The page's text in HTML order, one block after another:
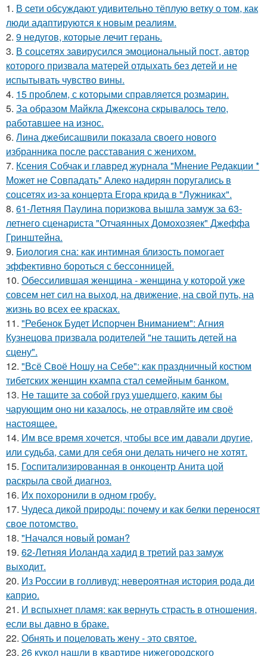
1. В cети обсуждают удивительно тёплую ветку о том, как
люди адаптируются к новым реалиям.
2. 9 недугов, которые лечит герань.
3. В соцсетях завирусился эмоциональный пост, автор
которого призвала матерей отдыхать без детей и не
испытывать чувство вины.
4. 15 проблем, с которыми справляется розмарин.
5. За образом Майкла Джексона скрывалось тело,
работавшее на износ.
6. Лина джебисашвили показала своего нового
избранника после расставания с женихом.
7. Ксения Собчак и главред журнала "Мнение Редакции *
Может не Совпадать" Алеко надирян поругались в
соцсетях из-за концерта Егора крида в "Лужниках".
8. 61-Летняя Паулина поризкова вышла замуж за 63-
летнего сценариста "Отчаянных Домохозяек" Джеффа
Гринштейна.
9. Биология сна: как интимная близость помогает
эффективно бороться с бессонницей.
10. Обессилившая женщина - женщина у которой уже
совсем нет сил на выход, на движение, на свой путь, на
жизнь во всех ее красках.
11. "Ребенок Будет Испорчен Вниманием": Агния
Кузнецова призвала родителей "не тащить детей на
сцену".
12. "Всё Своё Ношу на Себе": как праздничный костюм
тибетских женщин кхампа стал семейным банком.
13. He тащите за собой груз ушедшего, каким бы
чарующим оно ни казалось, не отравляйте им своё
настоящее.
14. Им все время хочется, чтобы все им давали другие,
или судьба, сами для себя они делать ничего не хотят.
15. Госпитализированная в онкоцентр Анита цой
раскрыла свой диагноз.
16. Их похоронили в одном гробу.
17. Чудеса дикой природы: почему и как белки переносят
свое потомство.
18. "Начался новый роман?
19. 62-Летняя Иоланда хадид в третий раз замуж
выходит.
20. Из России в голливуд: невероятная история рода ди
каприо.
21. И вспыхнет пламя: как вернуть страсть в отношения,
если вы давно в браке.
22. Обнять и поцеловать жену - это святое.
23. 26 кукол нашли в квартире нижегородского